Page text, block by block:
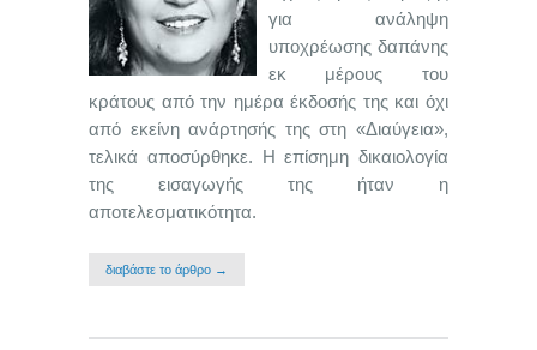
για ανάληψη
υποχρέωσης δαπάνης
εκ μέρους του
κράτους από την ημέρα έκδοσής της και όχι
από εκείνη ανάρτησής της στη «Διαύγεια»,
τελικά αποσύρθηκε. Η επίσημη δικαιολογία
της εισαγωγής της ήταν η
αποτελεσματικότητα.
διαβάστε το άρθρο →